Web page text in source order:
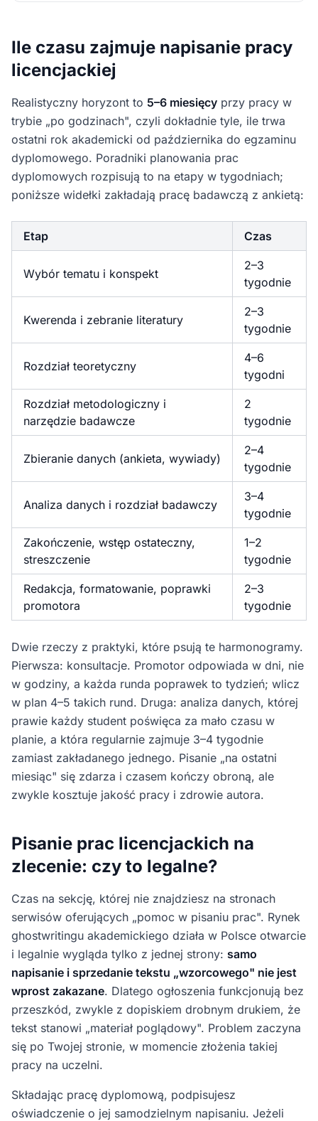
Ile czasu zajmuje napisanie pracy
licencjackiej
Realistyczny horyzont to 5–6 miesięcy przy pracy w
trybie „po godzinach", czyli dokładnie tyle, ile trwa
ostatni rok akademicki od października do egzaminu
dyplomowego. Poradniki planowania prac
dyplomowych rozpisują to na etapy w tygodniach;
poniższe widełki zakładają pracę badawczą z ankietą:
Etap Czas
Wybór tematu i konspekt
2–3
tygodnie
Kwerenda i zebranie literatury
2–3
tygodnie
Rozdział teoretyczny
4–6
tygodni
Rozdział metodologiczny i
narzędzie badawcze
2
tygodnie
Zbieranie danych (ankieta, wywiady)
2–4
tygodnie
Analiza danych i rozdział badawczy
3–4
tygodnie
Zakończenie, wstęp ostateczny,
streszczenie
1–2
tygodnie
Redakcja, formatowanie, poprawki
promotora
2–3
tygodnie
Dwie rzeczy z praktyki, które psują te harmonogramy.
Pierwsza: konsultacje. Promotor odpowiada w dni, nie
w godziny, a każda runda poprawek to tydzień; wlicz
w plan 4–5 takich rund. Druga: analiza danych, której
prawie każdy student poświęca za mało czasu w
planie, a która regularnie zajmuje 3–4 tygodnie
zamiast zakładanego jednego. Pisanie „na ostatni
miesiąc" się zdarza i czasem kończy obroną, ale
zwykle kosztuje jakość pracy i zdrowie autora.
Pisanie prac licencjackich na
zlecenie: czy to legalne?
Czas na sekcję, której nie znajdziesz na stronach
serwisów oferujących „pomoc w pisaniu prac". Rynek
ghostwritingu akademickiego działa w Polsce otwarcie
i legalnie wygląda tylko z jednej strony: samo
napisanie i sprzedanie tekstu „wzorcowego" nie jest
wprost zakazane. Dlatego ogłoszenia funkcjonują bez
przeszkód, zwykle z dopiskiem drobnym drukiem, że
tekst stanowi „materiał poglądowy". Problem zaczyna
się po Twojej stronie, w momencie złożenia takiej
pracy na uczelni.
Składając pracę dyplomową, podpisujesz
oświadczenie o jej samodzielnym napisaniu. Jeżeli